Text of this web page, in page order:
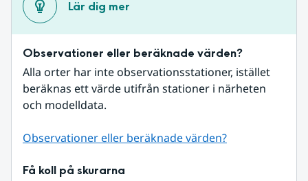
Lär dig mer
Observationer eller beräknade värden?
Alla orter har inte observationsstationer, istället
beräknas ett värde utifrån stationer i närheten
och modelldata.
Observationer eller beräknade värden?
Få koll på skurarna